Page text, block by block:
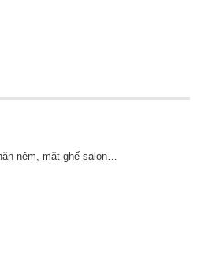
nệm, mặt ghế salon…